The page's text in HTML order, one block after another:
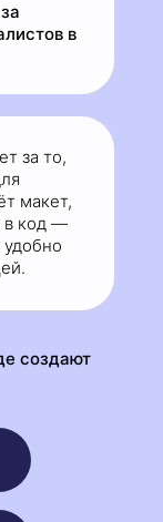
в
за то,
макет,
в код —
создают